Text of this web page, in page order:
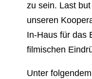
zu sein. Last
unseren
In-Haus für das
filmischen
Unter